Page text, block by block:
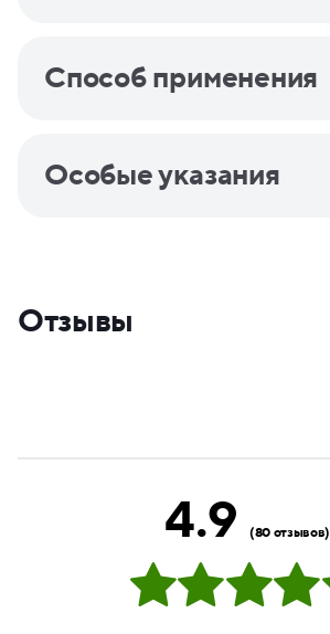
Способ применения
Особые указания
Отзывы
4.9 (80 отзывов)